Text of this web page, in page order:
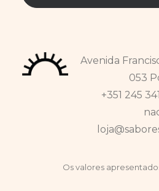
Avenida
053
+351 245
Os valores